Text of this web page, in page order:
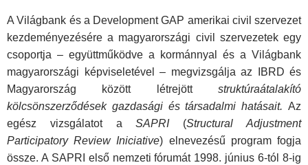
A Világbank és a Development GAP amerikai civil szervezet
kezdeményezésére a magyarországi civil szervezetek egy
csoportja – együttműködve a kormánnyal és a Világbank
magyarországi képviseletével – megvizsgálja az IBRD és
Magyarország között létrejött struktúraátalakító
kölcsönszerződések gazdasági és társadalmi hatásait.Az
egész vizsgálatot aSAPRI(Structural Adjustment
Participatory Review Iniciative) elnevezésű program fogja
össze. A SAPRI első nemzeti fórumát 1998. június 6-tól 8-ig